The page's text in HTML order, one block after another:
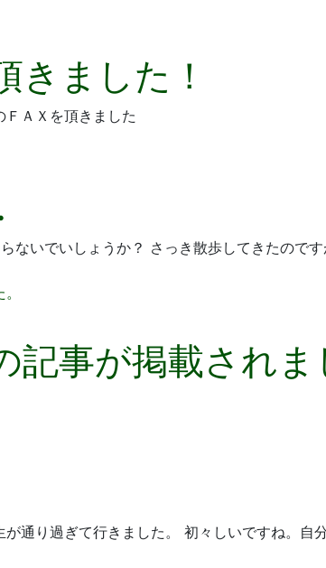
きました！
ＡＸを頂きました
ないでいしょうか？ さっき散歩してきたので
記事が掲載されま
通り過ぎて行きました。 初々しいですね。自